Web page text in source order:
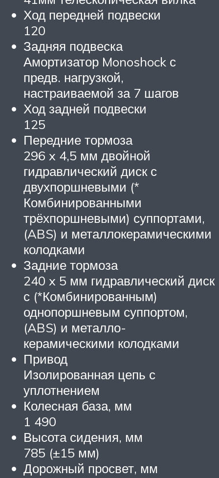
Ход передней подвески
120
Задняя подвеска
Амортизатор Monoshock с
предв. нагрузкой,
настраиваемой за 7 шагов
Ход задней подвески
125
Передние тормоза
296 x 4,5 мм двойной
гидравлический диск с
двухпоршневыми (*
Комбинированными
трёхпоршневыми) суппортами,
(ABS) и металлокерамическими
колодками
Задние тормоза
240 x 5 мм гидравлический диск
с (*Комбинированным)
однопоршневым суппортом,
(ABS) и металло-
керамическими колодками
Привод
Изолированная цепь с
уплотнением
Колесная база, мм
1 490
Высота сидения, мм
785 (±15 мм)
Дорожный просвет, мм